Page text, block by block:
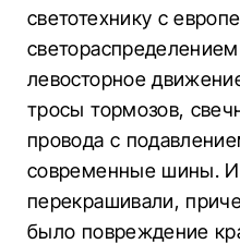
светотехнику с
левосторное
тросы тормозов,
провода с
современные шины.
перекрашивали,
было повреждение